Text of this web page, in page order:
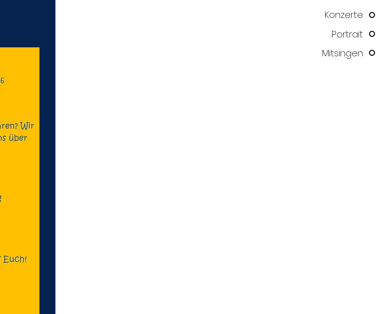
Konzerte
Portrait
Mitsingen